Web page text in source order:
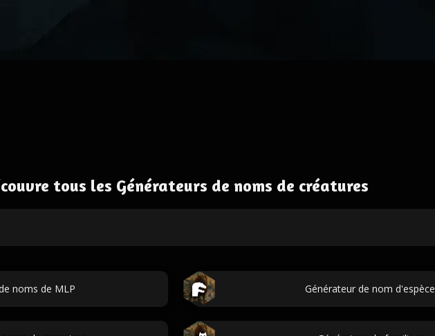
tous les Générateurs de noms de créatures
noms de MLP Générateur de nom d'espèce